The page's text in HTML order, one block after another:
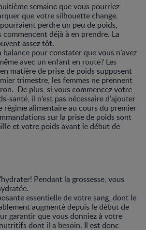
semaine que vous pourriez
que votre silhouette change.
perdre un peu de poids,
commencent déjà à en prendre. La
assez tôt.
pour constater que vous n’avez
avec un enfant en route? Les
matière de prise de poids supposent
trimestre, les femmes ne prennent
De plus, si vous commencez votre
santé, il n’est pas nécessaire d’ajouter
régime alimentaire au cours du premier
sur la prise de poids sont
et votre poids avant le début de
Pendant la grossesse, vous
essentielle de votre sang, dont le
augmenté depuis le début de
garantir que vous donniez à votre
dont il a besoin. Il est donc